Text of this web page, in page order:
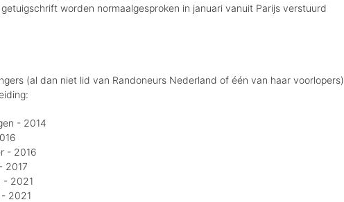
worden normaalgesproken in januari vanuit Parijs verstuurd
(al dan niet lid van Randoneurs Nederland of één van haar voorlopers)
- 2014
- 2016
2017
- 2021
- 2021